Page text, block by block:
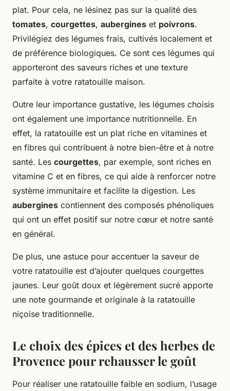
plat. Pour cela, ne lésinez pas sur la qualité des
tomates, courgettes, aubergines et poivrons.
Privilégiez des légumes frais, cultivés localement et
de préférence biologiques. Ce sont ces légumes qui
apporteront des saveurs riches et une texture
parfaite à votre ratatouille maison.
Outre leur importance gustative, les légumes choisis
ont également une importance nutritionnelle. En
effet, la ratatouille est un plat riche en vitamines et
en fibres qui contribuent à notre bien-être et à notre
santé. Les courgettes, par exemple, sont riches en
vitamine C et en fibres, ce qui aide à renforcer notre
système immunitaire et facilite la digestion. Les
aubergines contiennent des composés phénoliques
qui ont un effet positif sur notre cœur et notre santé
en général.
De plus, une astuce pour accentuer la saveur de
votre ratatouille est d’ajouter quelques courgettes
jaunes. Leur goût doux et légèrement sucré apporte
une note gourmande et originale à la ratatouille
niçoise traditionnelle.
Le choix des épices et des herbes de
Provence pour rehausser le goût
Pour réaliser une ratatouille faible en sodium, l’usage